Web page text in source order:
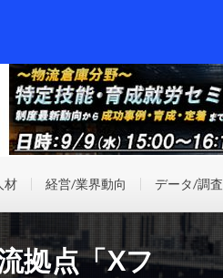
材 経営/業界動向 データ/調査
拠点「Xフ